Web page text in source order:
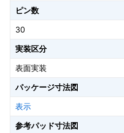
ピン数
30
実装区分
表面実装
パッケージ寸法図
表示
参考パッド寸法図